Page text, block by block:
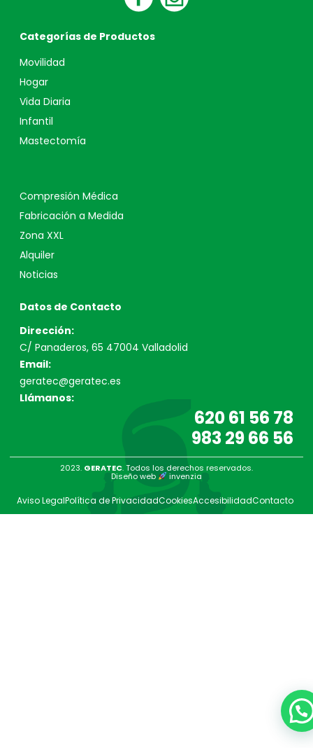
Categorías de Productos
Movilidad
Hogar
Vida Diaria
Infantil
Mastectomía
Compresión Médica
Fabricación a Medida
Zona XXL
Alquiler
Noticias
Datos de Contacto
Dirección:
C/ Panaderos, 65 47004 Valladolid
Email:
geratec@geratec.es
Llámanos:
620 61 56 78
983 29 66 56
2023. GERATEC. Todos los derechos reservados.
Diseño web invenzia
Aviso LegalPolítica de PrivacidadCookiesAccesibilidadContacto